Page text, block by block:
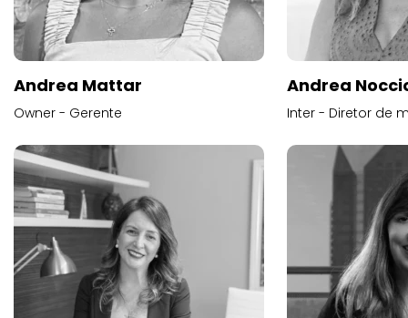
Andrea Mattar
Owner - Gerente
Andrea
Inter - Diretor de